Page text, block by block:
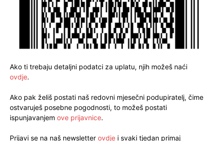
Ako ti trebaju detaljni podatci za uplatu, njih možeš naći
ovdje.
Ako pak želiš postati naš redovni mjesečni podupiratelj, čime
ostvaruješ posebne pogodnosti, to možeš postati
ispunjavanjem ove prijavnice.
Prijavi se na naš newsletter ovdje i svaki tjedan primaj